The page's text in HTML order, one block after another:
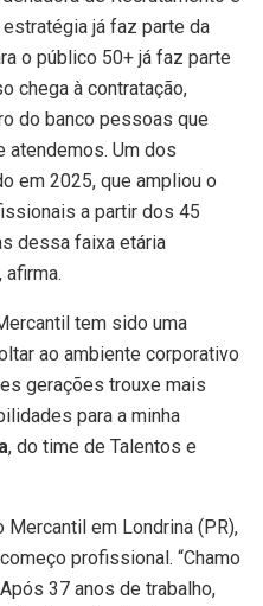
já faz parte da
o público 50+ já faz parte
chega à contratação,
do banco pessoas que
atendemos. Um dos
em 2025, que ampliou o
a partir dos 45
dessa faixa etária
afirma.
tem sido uma
ao ambiente corporativo
gerações trouxe mais
para a minha
, do time de Talentos e
Mercantil em Londrina (PR),
profissional. “Chamo
37 anos de trabalho,